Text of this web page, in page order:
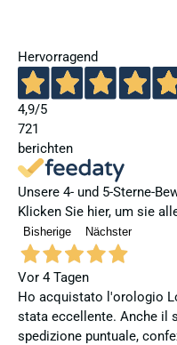
Hervorragend
4,9/5
721
berichten
Unsere 4- und 5-Sterne-
Klicken Sie hier, um sie
Bisherige Nächster
Vor 4 Tagen
Ho acquistato l'orologio
stata eccellente. Anche il
spedizione puntuale,